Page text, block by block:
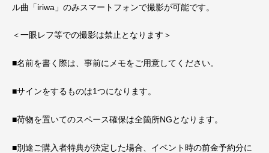
ル曲「iriwa」のみスマートフォンで撮影が可能です。
＜一眼レフ等での撮影は禁止となります＞
■名前を書く際は、事前にメモをご用意してください。
■サインをするものは1つになります。
■荷物を置いてのスペース確保は全箇所NGとなります。
■別途ご購入者特典が決定した場合、イベント時の前金予約分に